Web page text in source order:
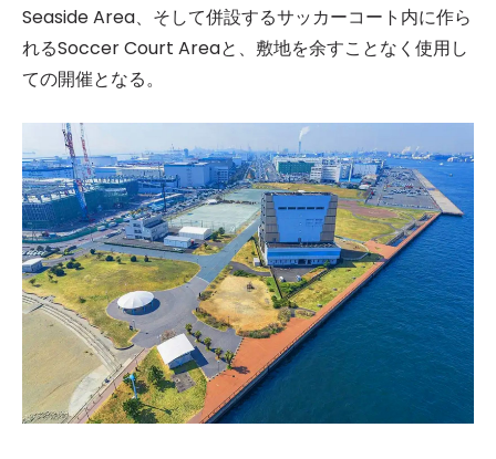
Seaside Area、そして併設するサッカーコート内に作ら
れるSoccer Court Areaと、敷地を余すことなく使用し
ての開催となる。